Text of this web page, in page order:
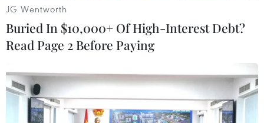
JG Wentworth
Buried In $10,000+ Of High-Interest Debt?
Read Page 2 Before Paying